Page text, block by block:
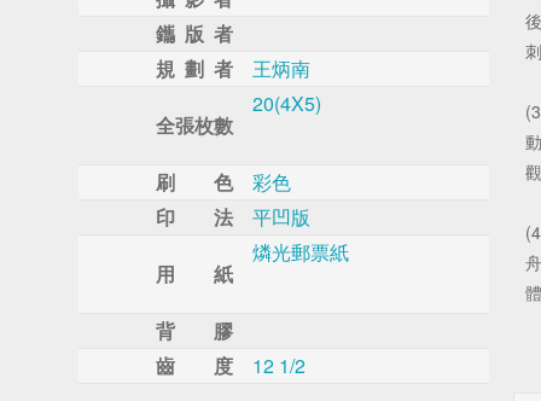
鑴 版 者
規 劃 者
王炳南
全張枚數
20(4X5)
刷 色
彩色
印 法
平凹版
用 紙
燐光郵票紙
背 膠
齒 度
12 1/2